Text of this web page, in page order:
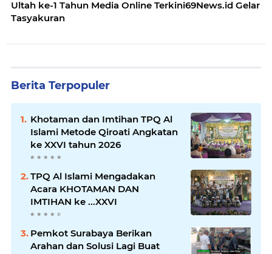
Ultah ke-1 Tahun Media Online Terkini69News.id Gelar
Tasyakuran
Berita Terpopuler
Khotaman dan Imtihan TPQ Al
Islami Metode Qiroati Angkatan
ke XXVI tahun 2026
TPQ Al Islami Mengadakan
Acara KHOTAMAN DAN
IMTIHAN ke ...XXVI
Pemkot Surabaya Berikan
Arahan dan Solusi Lagi Buat